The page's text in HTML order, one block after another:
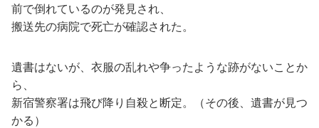
前で倒れているのが発見され、
搬送先の病院で死亡が確認された。
遺書はないが、衣服の乱れや争ったような跡がないことか
ら、
新宿警察署は飛び降り自殺と断定。（その後、遺書が見つ
かる）